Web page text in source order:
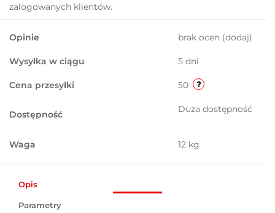
zalogowanych klientów.
Opinie brak ocen (dodaj)
Wysyłka w ciągu 5 dni
Cena przesyłki 50
Dostępność Duża dostępność
Waga 12 kg
Opis
Parametry